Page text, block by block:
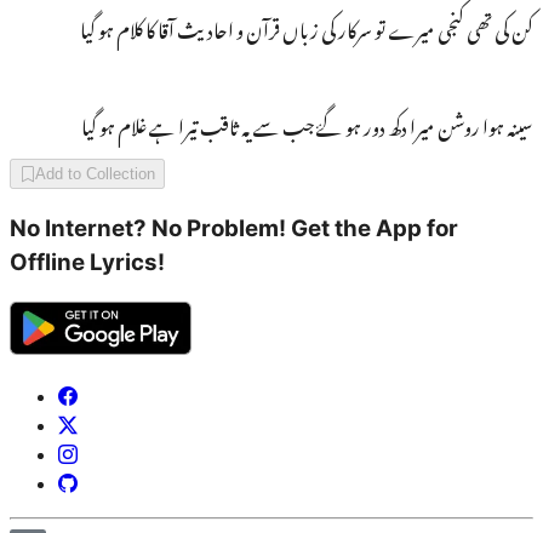
کن کی تھی کنجی میرے تو سرکار کی زباں قرآن و احادیث آقا کا کلام ہو گیا
سینہ ہوا روشن میرا دکھ دور ہو گۓ جب سے یہ ثاقب تیرا ہے غلام ہو گیا
Add to Collection
No Internet? No Problem! Get the App for
Offline Lyrics!